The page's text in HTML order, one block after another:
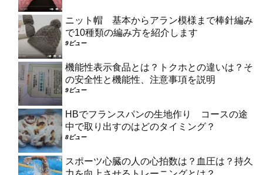
ニット帽 基本からアラン模様まで棒針編み
で10種類の編み方を紹介します
9ビュー
機能性表示食品とは？トクホとの違いは？そ
の安全性と機能性、注意事項を説明
9ビュー
HBでフランスパンの生地作り コースの途
中で取り出すのはどのタイミング？
8ビュー
スポーツ心臓の人の心拍数は？血圧は？持久